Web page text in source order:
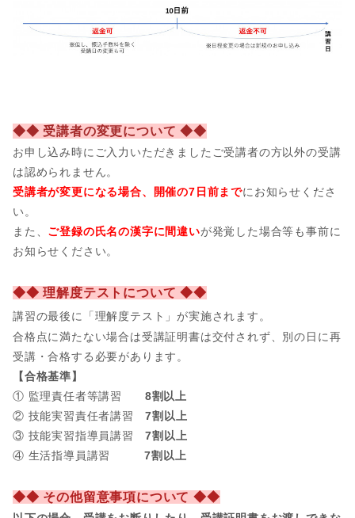
◆◆ 受講者の変更について ◆◆
お申し込み時にご入力いただきましたご受講者の方以外の受講
は認められません。
受講者が変更になる場合、開催の7日前までにお知らせくださ
い。
また、 ご登録の氏名の漢字に間違いが発覚した場合等も事前に
お知らせください。
◆◆ 理解度テストについて ◆◆
講習の最後に「理解度テスト」が実施されます。
合格点に満たない場合は受講証明書は交付されず、別の日に再
受講・合格する必要があります。
【合格基準】
① 監理責任者等講習 8割以上
② 技能実習責任者講習7割以上
③ 技能実習指導員講習7割以上
④ 生活指導員講習
7割以上
◆◆ その他留意事項について ◆◆